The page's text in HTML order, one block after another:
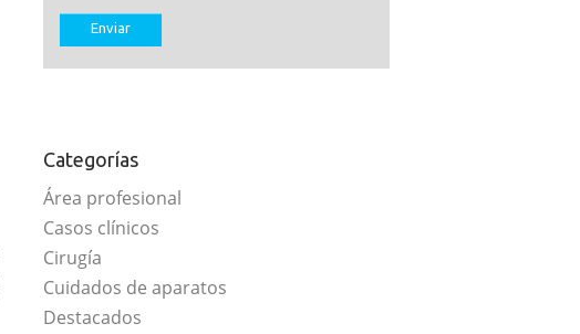
Categorías
Área profesional
Casos clínicos
Cirugía
Cuidados de aparatos
Destacados